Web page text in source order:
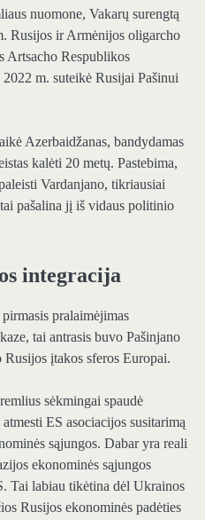
nuomone, Vakarų surengtą
Rusijos ir Armėnijos oligarcho
Artsacho Respublikos
m. suteikė Rusijai Pašinui
Azerbaidžanas, bandydamas
kalėti 20 metų. Pastebima,
Vardanjano, tikriausiai
pašalina jį iš vidaus politinio
integracija
pralaimėjimas
tai antrasis buvo Pašinjano
įtakos sferos Europai.
sėkmingai spaudė
ES asociacijos susitarimą
sąjungos. Dabar yra reali
ekonominės sąjungos
Tai labiau tikėtina dėl Ukrainos
Rusijos ekonominės padėties